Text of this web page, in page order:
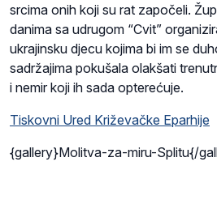
srcima onih koji su rat započeli.
danima sa udrugom “Cvit”
ukrajinsku djecu kojima bi im se
sadržajima pokušala olakšati
i nemir koji ih sada opterećuje.
Tiskovni Ured Križevačke Eparhije
{gallery}Molitva-za-miru-Splitu{/